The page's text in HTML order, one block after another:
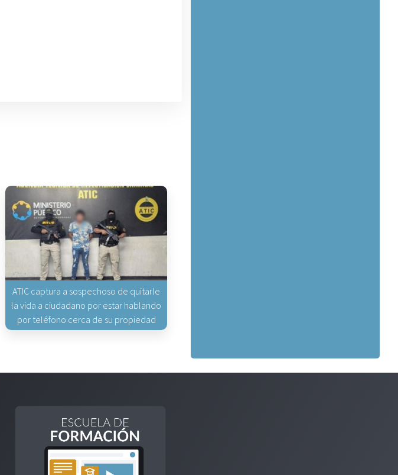
ATIC captura a sospechoso de quitarle
la vida a ciudadano por estar hablando
por teléfono cerca de su propiedad